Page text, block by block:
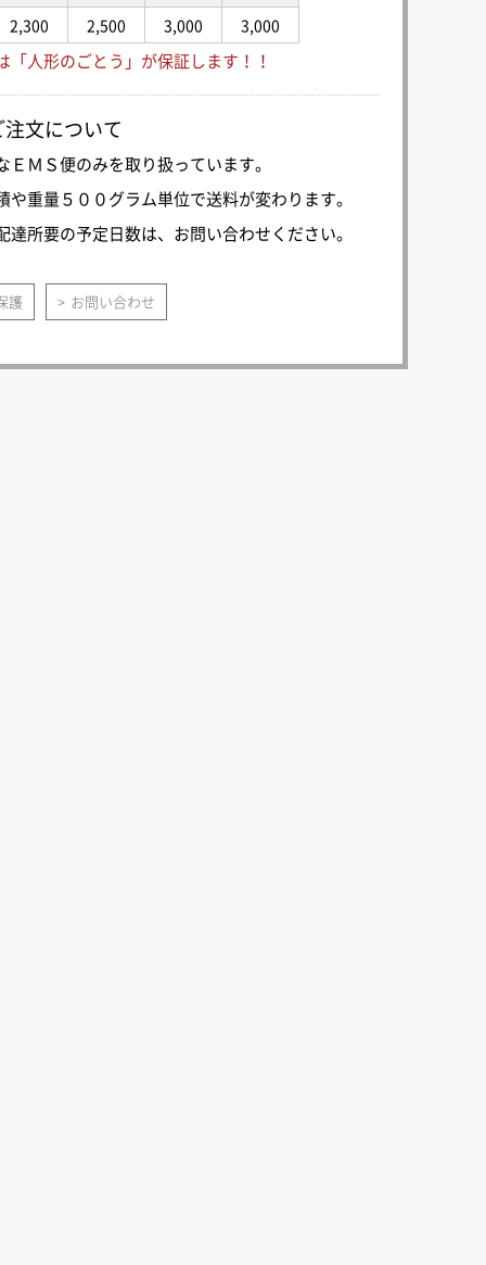
2,300 2,500 3,000 3,000
「人形のごとう」が保証します！！
文について
ＥＭＳ便のみを取り扱っています。
や重量５００グラム単位で送料が変わります。
達所要の予定日数は、お問い合わせください。
護 お問い合わせ